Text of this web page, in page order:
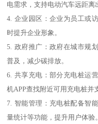
电需求，支持电动汽车远距离
4. 企业园区：企业为员工或
时提升企业形象。
5. 政府推广：政府在城市规
普及，减少碳排放。
6. 共享充电：部分充电桩运
机APP查找附近可用充电桩并
7. 智能管理：充电桩配备智
量统计等功能，提升用户体验。